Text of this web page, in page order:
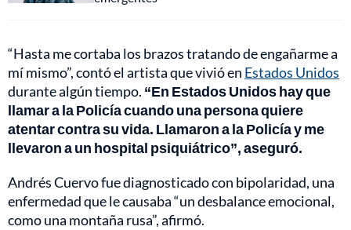
“Hasta me cortaba los brazos tratando de engañarme a
mí mismo”, contó el artista que vivió en Estados Unidos
durante algún tiempo. “En Estados Unidos hay que
llamar a la Policía cuando una persona quiere
atentar contra su vida. Llamaron a la Policía y me
llevaron a un hospital psiquiátrico”, aseguró.
Andrés Cuervo fue diagnosticado con bipolaridad, una
enfermedad que le causaba “un desbalance emocional,
como una montaña rusa”, afirmó.